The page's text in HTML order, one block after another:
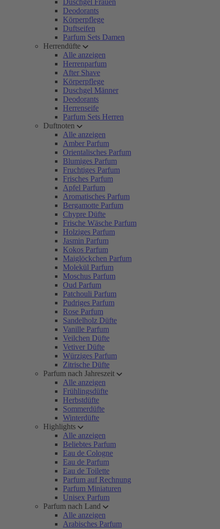
Duschgel Frauen
Deodorants
Körperpflege
Duftseifen
Parfum Sets Damen
Herrendüfte
Alle anzeigen
Herrenparfum
After Shave
Körperpflege
Duschgel Männer
Deodorants
Herrenseife
Parfum Sets Herren
Duftnoten
Alle anzeigen
Amber Parfum
Orientalisches Parfum
Blumiges Parfum
Fruchtiges Parfum
Frisches Parfum
Apfel Parfum
Aromatisches Parfum
Bergamotte Parfum
Chypre Düfte
Frische Wäsche Parfum
Holziges Parfum
Jasmin Parfum
Kokos Parfum
Maiglöckchen Parfum
Molekül Parfum
Moschus Parfum
Oud Parfum
Patchouli Parfum
Pudriges Parfum
Rose Parfum
Sandelholz Düfte
Vanille Parfum
Veilchen Düfte
Vetiver Düfte
Würziges Parfum
Zitrische Düfte
Parfum nach Jahreszeit
Alle anzeigen
Frühlingsdüfte
Herbstdüfte
Sommerdüfte
Winterdüfte
Highlights
Alle anzeigen
Beliebtes Parfum
Eau de Cologne
Eau de Parfum
Eau de Toilette
Parfum auf Rechnung
Parfum Miniaturen
Unisex Parfum
Parfum nach Land
Alle anzeigen
Arabisches Parfum